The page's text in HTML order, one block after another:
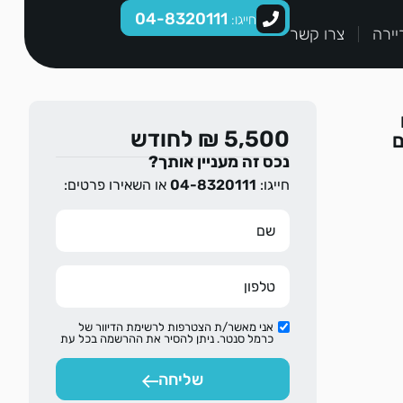
צרו קשר
חייגו:
5,500 ₪ לחודש
נכס זה מעניין אותך?
חייגו: 04-8320111 או השאירו פרטים:
אני מאשר/ת הצטרפות לרשימת הדיוור של
כרמל סנטר. ניתן להסיר את ההרשמה בכל עת
שליחה